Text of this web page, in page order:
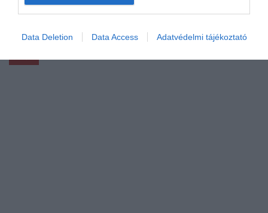
Data Deletion Data Access Adatvédelmi tájékoztató
Európa tele van gyönyörű partszakaszokkal, de
nyugalom és…